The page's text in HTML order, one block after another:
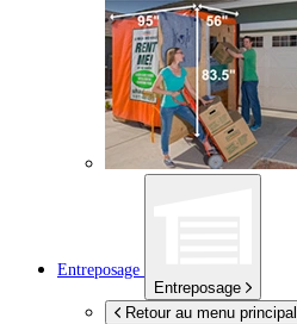
Entreposage
Entreposage
Retour au menu principal